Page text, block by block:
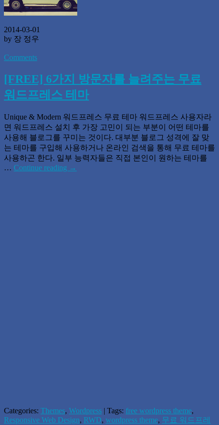
2014-03-01
by 장 정우
Comments
[FREE] 6가지 방문자를 늘려주는 무료
워드프레스 테마
Unique & Modern 워드프레스 무료 테마 워드프레스 사용자라
면 워드프레스 설치 후 가장 고민이 되는 부분이 어떤 테마를
사용해 블로그를 꾸미는 것이다. 대부분 블로그 성격에 잘 맞
는 테마를 구입해 사용하거나 온라인 검색을 통해 무료 테마를
사용하곤 한다. 일부 능력자들은 직접 본인이 원하는 테마를
… Continue reading →
Categories: Themes, Wordpress | Tags: free wordpress theme,
Responsive Web Design, RWD, wordpress theme, 무료 워드프레